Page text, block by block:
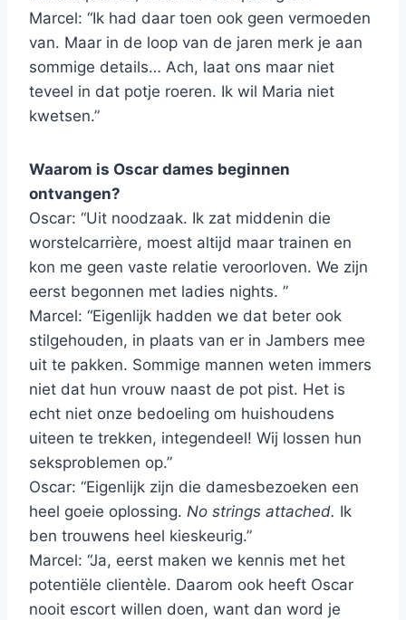
Marcel: “Ik had daar toen ook geen vermoeden
van. Maar in de loop van de jaren merk je aan
sommige details… Ach, laat ons maar niet
teveel in dat potje roeren. Ik wil Maria niet
kwetsen.”
Waarom is Oscar dames beginnen
ontvangen?
Oscar: “Uit noodzaak. Ik zat middenin die
worstelcarrière, moest altijd maar trainen en
kon me geen vaste relatie veroorloven. We zijn
eerst begonnen met ladies nights. ”
Marcel: “Eigenlijk hadden we dat beter ook
stilgehouden, in plaats van er in Jambers mee
uit te pakken. Sommige mannen weten immers
niet dat hun vrouw naast de pot pist. Het is
echt niet onze bedoeling om huishoudens
uiteen te trekken, integendeel! Wij lossen hun
seksproblemen op.”
Oscar: “Eigenlijk zijn die damesbezoeken een
heel goeie oplossing. No strings attached. Ik
ben trouwens heel kieskeurig.”
Marcel: “Ja, eerst maken we kennis met het
potentiële clientèle. Daarom ook heeft Oscar
nooit escort willen doen, want dan word je